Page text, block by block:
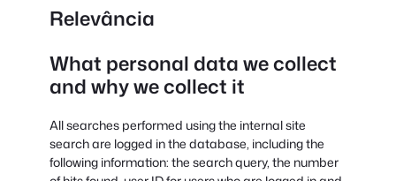
Relevância
What personal data we collect
and why we collect it
All searches performed using the internal site
search are logged in the database, including the
following information: the search query, the number